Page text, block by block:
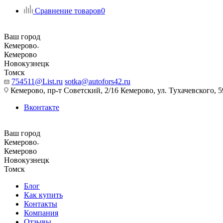
Сравнение товаров0
Ваш город
Кемерово
Кемерово
Новокузнецк
Томск
754511@List.ru sotka@autofors42.ru
Кемерово, пр-т Советский, 2/16 Кемерово, ул. Тухачевского,
Вконтакте
Ваш город
Кемерово
Кемерово
Новокузнецк
Томск
Блог
Как купить
Контакты
Компания